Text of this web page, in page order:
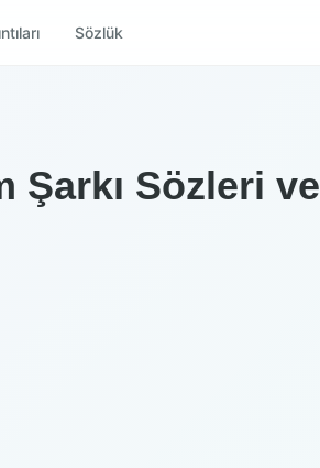
Sözlük
Şarkı Sözleri ve